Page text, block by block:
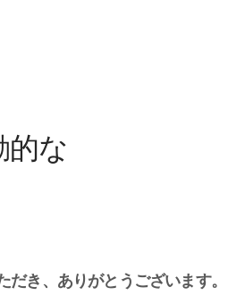
的な
き、ありがとうございます。